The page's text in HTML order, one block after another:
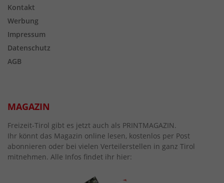
Kontakt
Werbung
Impressum
Datenschutz
AGB
MAGAZIN
Freizeit-Tirol gibt es jetzt auch als PRINTMAGAZIN.
Ihr könnt das Magazin online lesen, kostenlos per Post
abonnieren oder bei vielen Verteilerstellen in ganz Tirol
mitnehmen. Alle Infos findet ihr hier: